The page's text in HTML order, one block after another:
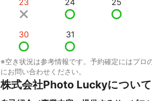
23 24 25
30 31
※空き状況は参考情報です。予約確定にはプロ
にお問い合わせください。
株式会社Photo Luckyについて